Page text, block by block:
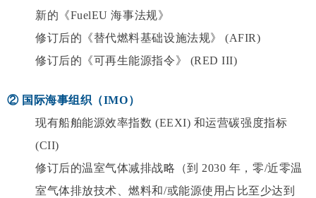
新的《FuelEU 海事法规》
修订后的《替代燃料基础设施法规》 (AFIR)
修订后的《可再生能源指令》 (RED III)
② 国际海事组织（IMO）
现有船舶能源效率指数 (EEXI) 和运营碳强度指标
(CII)
修订后的温室气体减排战略（到 2030 年，零/近零温
室气体排放技术、燃料和/或能源使用占比至少达到